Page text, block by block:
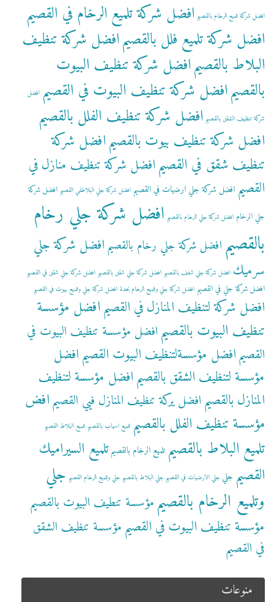
افضل شركة تلميع الرخام بالقصيم افضل شركة تلميع الرخام في القصيم
افضل شركة تلميع فلل بالقصيمافضل شركة تنظيف
البلاط بالقصيمافضل شركة تنظيف البيوت
بالقصيمافضل شركة تنظيف البيوت في القصيم افضل
شركة تنظيف الشقق بالقصيم افضل شركة تنظيف الفلل بالقصيم
افضل شركة تنظيف بيوت بالقصيمافضل شركة
تنظيف شقق في القصيمافضل شركة تنظيف منازل في
القصيم افضل شركة جلي ارضيات في القصيم افضل شركة جلي البلاطفي القصيم افضل شركة
جلي الرخام افضل شركة جلي الرخام بالقصيم افضل شركة جلي رخام
بالقصيم افضل شركة جلي رخام بالقصيمافضل شركة جلي
سرميك افضل شركة جلي شفف بالقصيم افضل شركة جلي شقق بالقصيم افضل شركة جلي شقق في القصيم
افضل شركة جلي في القصيم افضل شركة جلي وتلميع الرخام بحدة افضل شركة جلي وتلميع بيوت في القصيم
افضل شركة لتنظيف المنازل في القصيمافضل مؤسسة
تنظيف البيوت بالقصيمافضل مؤسسة تنظيف البيوت في
القصيمافضل مؤسسةلتنظيف البيوت القصيمافضل
مؤسسة لتنظيف الشقق بالقصيمافضل مؤسسة لتنظيف
المنازل بالقصيمافضل يركة تنظيف المنازل فيي القصيمافض
مؤسسة تنظيف الفلل بالقصيم تلميع اسياب بالقصيم تلميع البلاط القصيم
تلميع البلاط بالقصيم تلميع الرخام بالقصيمتلميع السيراميك
القصيم جلي جلي الارضيات في القصيم جلي البلاط بالقصيم جلي وتلميع الرخام القصيم جلي
وتلميع الرخام بالقصيممؤسسة تنطيف البيوت بالقصيم
مؤسسة تنظيف البيوت في القصيممؤسسة تنظيف الشقق
في القصيم
منوعات